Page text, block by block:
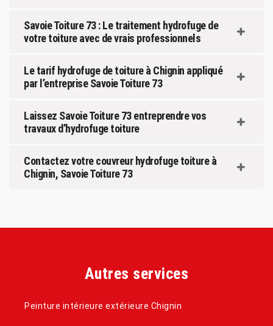
Savoie Toiture 73 : Le traitement hydrofuge de
votre toiture avec de vrais professionnels
Le tarif hydrofuge de toiture à Chignin appliqué
par l’entreprise Savoie Toiture 73
Laissez Savoie Toiture 73 entreprendre vos
travaux d’hydrofuge toiture
Contactez votre couvreur hydrofuge toiture à
Chignin, Savoie Toiture 73
Autres services
Peinture intérieure extérieure Chignin